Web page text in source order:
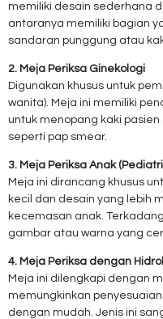
memiliki desain sederhana
antaranya memiliki bagian
sandaran punggung atau
2. Meja Periksa Ginekologi
Digunakan khusus untuk
wanita). Meja ini memiliki
untuk menopang kaki
seperti pap smear.
3. Meja Periksa Anak
Meja ini dirancang khusus
kecil dan desain yang lebih
kecemasan anak.
gambar atau warna yang
4. Meja Periksa dengan
Meja ini dilengkapi dengan
memungkinkan
dengan mudah. Jenis ini